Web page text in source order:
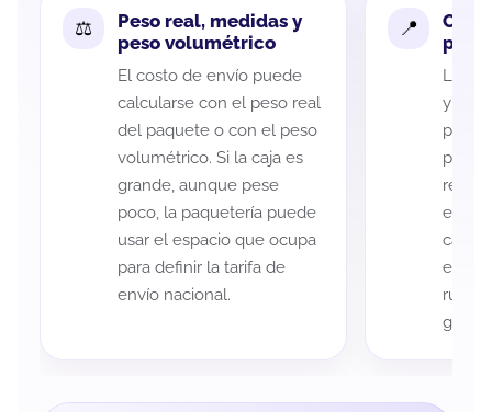
Peso real, medidas y
peso volumétrico
El costo de envío puede
calcularse con el peso real
del paquete o con el peso
volumétrico. Si la caja es
grande, aunque pese
poco, la paquetería puede
usar el espacio que ocupa
para definir la tarifa de
envío nacional.
La
y
cada
es
ruta
guía